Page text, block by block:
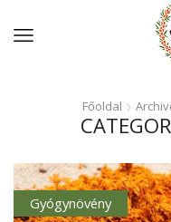
Főoldal
Gyógynövény